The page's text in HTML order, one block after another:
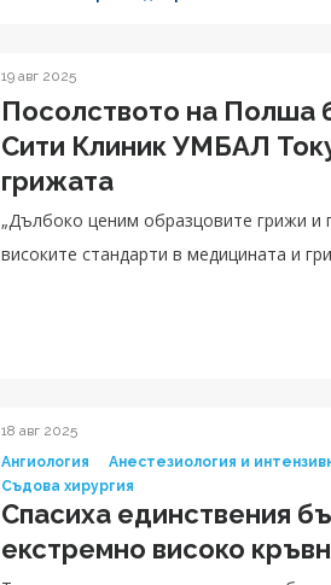
19 авг 2025
Посолството на Полша
Сити Клиник УМБАЛ
грижата
„Дълбоко ценим образцовите грижи и
високите стандарти в медицината и
18 авг 2025
Ангиология
Анестезиология и
Съдова хирургия
Спасиха единствения
екстремно високо